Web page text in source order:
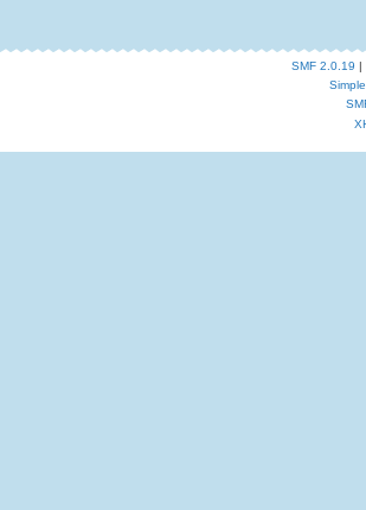
SMF 2.0.19 |